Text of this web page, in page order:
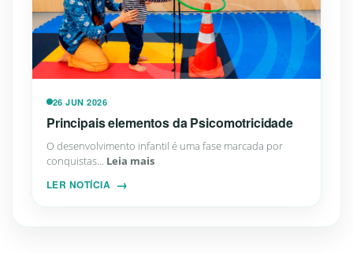
26 JUN 2026
Principais elementos da Psicomotricidade
O desenvolvimento infantil é uma fase marcada por
conquistas... Leia mais
LER NOTÍCIA